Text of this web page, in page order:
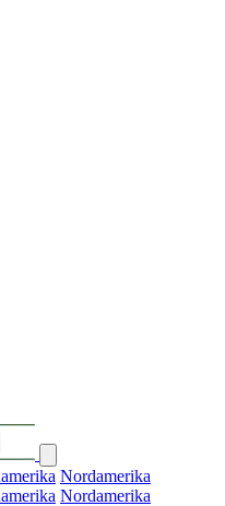
Nordamerika
Nordamerika